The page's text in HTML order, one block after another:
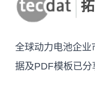
全球动力电池企
据及PDF模板已分